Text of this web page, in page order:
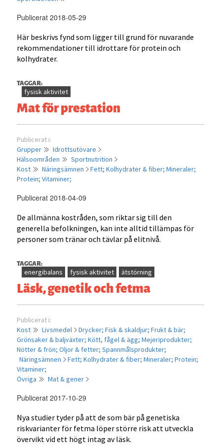
Publicerat 2018-05-29
Här beskrivs fynd som ligger till grund för nuvarande
rekommendationer till idrottare för protein och
kolhydrater.
TAGGAR:
fysisk aktivitet
Mat för prestation
Publicerat i:
Grupper
Idrottsutövare
Hälsoområden
Sportnutrition
Kost
Näringsämnen Fett;Kolhydrater & fiber;Mineraler;
Protein;Vitaminer;
Publicerat 2018-04-09
De allmänna kostråden, som riktar sig till den
generella befolkningen, kan inte alltid tillämpas för
personer som tränar och tävlar på elitnivå.
TAGGAR:
energibalans fysisk aktivitet ätstörning
Läsk, genetik och fetma
Publicerat i:
Kost
Livsmedel Drycker;Fisk & skaldjur;Frukt & bär;
Grönsaker & baljväxter;Kött, fågel & ägg;Mejeriprodukter;
Nötter & frön;Oljor & fetter;Spannmålsprodukter;
Näringsämnen
Fett;Kolhydrater & fiber;Mineraler;Protein;
Vitaminer;
Övriga
Mat & gener
Publicerat 2017-10-29
Nya studier tyder på att de som bär på genetiska
riskvarianter för fetma löper större risk att utveckla
övervikt vid ett högt intag av läsk.